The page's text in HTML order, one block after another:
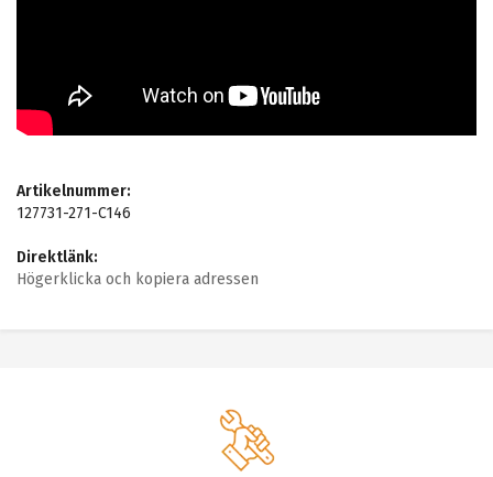
Artikelnummer:
127731-271-C146
Direktlänk:
Högerklicka och kopiera adressen